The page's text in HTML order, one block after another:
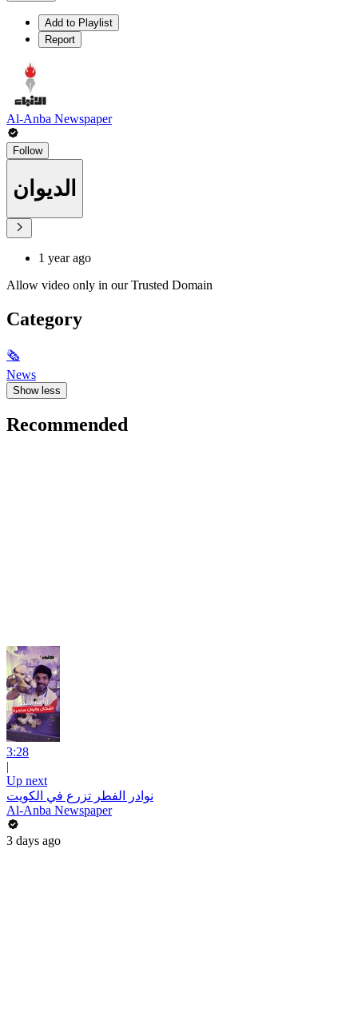
Add to Playlist
Report
Al-Anba Newspaper
Follow
الديوان
1 year ago
Allow video only in our Trusted Domain
Category
🗞
News
Show less
Recommended
3:28
|
Up next
نوادر الفطر تزرع في الكويت
Al-Anba Newspaper
3 days ago